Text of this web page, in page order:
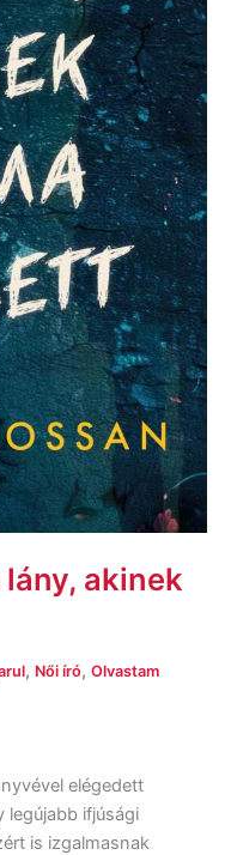
lány, akinek
, Női író, Olvastam
elégedett
legújabb ifjúsági
is izgalmasnak